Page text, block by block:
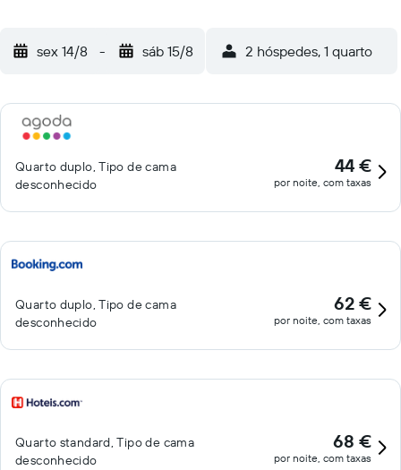
sex 14/8 - sáb 15/8 2 hóspedes, 1 quarto
Quarto duplo, Tipo de cama
desconhecido
44 €
por noite, com taxas
Quarto duplo, Tipo de cama
desconhecido
62 €
por noite, com taxas
Quarto standard, Tipo de cama
desconhecido
68 €
por noite, com taxas